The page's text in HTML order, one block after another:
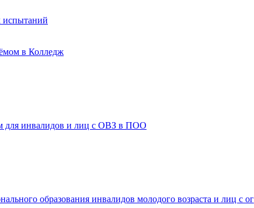
испытаний
в Колледж
для инвалидов и лиц с ОВЗ в ПОО
образования инвалидов молодого возраста и лиц с